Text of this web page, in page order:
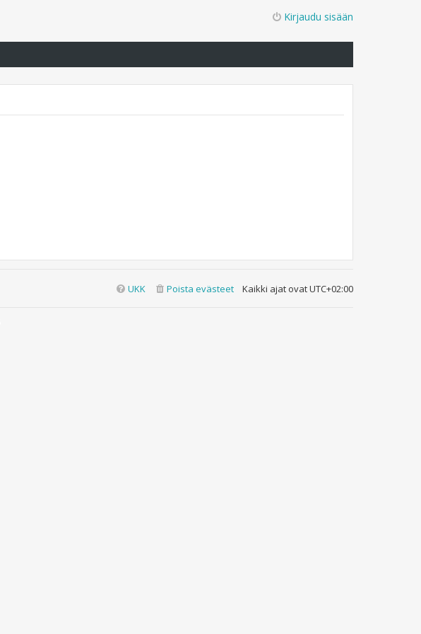
Kirjaudu sisään
Kaikki ajat ovatUTC+02:00
Poista evästeet
UKK